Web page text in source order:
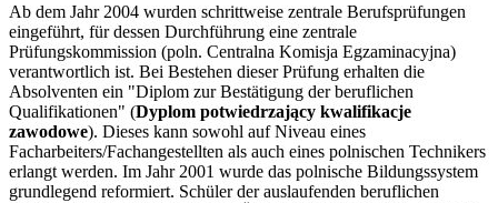
Ab dem Jahr 2004 wurden schrittweise zentrale Berufsprüfungen
eingeführt, für dessen Durchführung eine zentrale
Prüfungskommission (poln. Centralna Komisja Egzaminacyjna)
verantwortlich ist. Bei Bestehen dieser Prüfung erhalten die
Absolventen ein "Diplom zur Bestätigung der beruflichen
Qualifikationen" (Dyplom potwiedrzający kwalifikacje
zawodowe). Dieses kann sowohl auf Niveau eines
Facharbeiters/Fachangestellten als auch eines polnischen Technikers
erlangt werden. Im Jahr 2001 wurde das polnische Bildungssystem
grundlegend reformiert. Schüler der auslaufenden beruflichen